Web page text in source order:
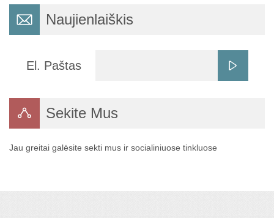
Naujienlaiškis
El. Paštas
Sekite Mus
Jau greitai galėsite sekti mus ir socialiniuose tinkluose